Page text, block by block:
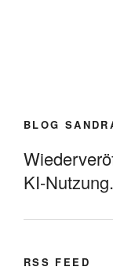
BLOG
KI-Nutzung.
RSS FEED